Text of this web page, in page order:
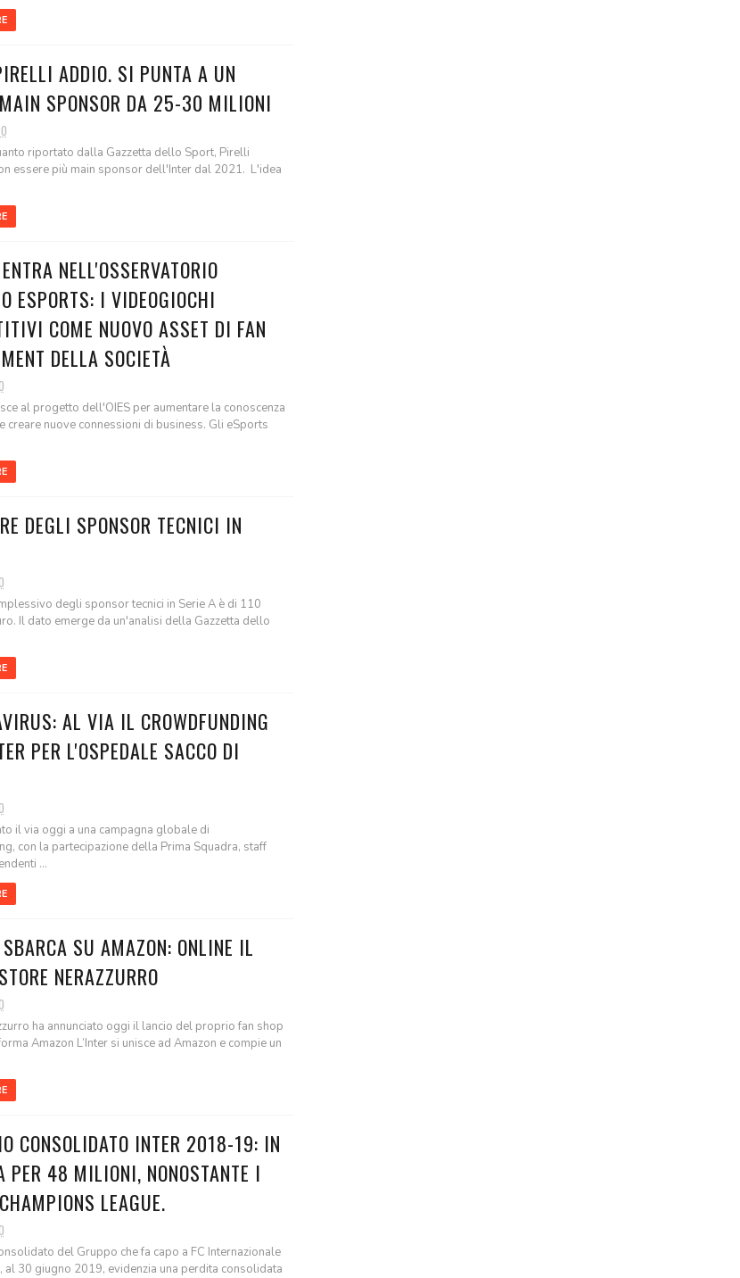
ADDIO. SI PUNTA A UN
SPONSOR DA 25-30 MILIONI
riportato dalla Gazzetta dello Sport, Pirelli
essere più main sponsor dell'Inter dal 2021. L'idea
NELL'OSSERVATORIO
ESPORTS: I VIDEOGIOCHI
COME NUOVO ASSET DI FAN
DELLA SOCIETÀ
al progetto dell'OIES per aumentare la conoscenza
creare nuove connessioni di business. Gli eSports
DEGLI SPONSOR TECNICI IN
degli sponsor tecnici in Serie A è di 110
Il dato emerge da un'analisi della Gazzetta dello
AL VIA IL CROWDFUNDING
PER L'OSPEDALE SACCO DI
il via oggi a una campagna globale di
con la partecipazione della Prima Squadra, staff
...
SBARCA SU AMAZON: ONLINE IL
NERAZZURRO
ha annunciato oggi il lancio del proprio fan shop
Amazon L’Inter si unisce ad Amazon e compie un
CONSOLIDATO INTER 2018-19: IN
PER 48 MILIONI, NONOSTANTE I
LEAGUE.
del Gruppo che fa capo a FC Internazionale
al 30 giugno 2019, evidenzia una perdita consolidata